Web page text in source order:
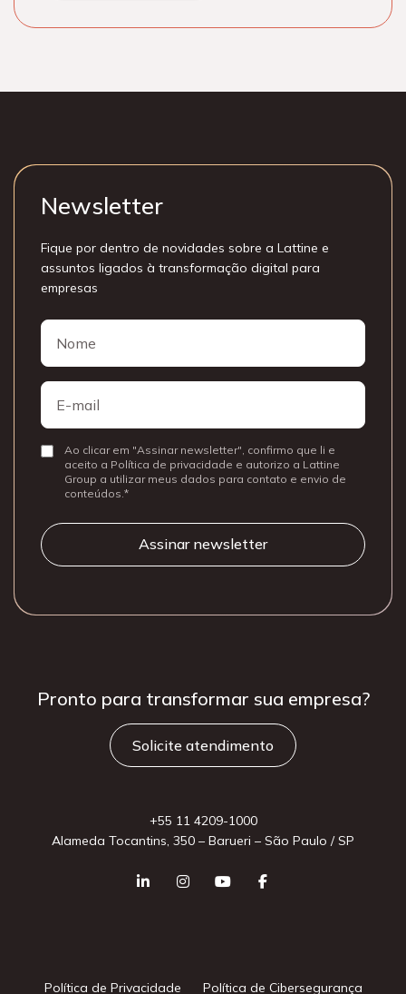
Newsletter
Fique por dentro de novidades sobre a Lattine e
assuntos ligados à transformação digital para
empresas
Nome
E-
mail
ConsentirAo clicar em "Assinar newsletter", confirmo que li e
aceito a Política de privacidade e autorizo a Lattine
Group a utilizar meus dados para contato e envio de
conteúdos.
Pronto para transformar sua empresa?
Solicite atendimento
+55 11 4209-1000
Alameda Tocantins, 350 – Barueri – São Paulo / SP
Política de Privacidade Política de Cibersegurança